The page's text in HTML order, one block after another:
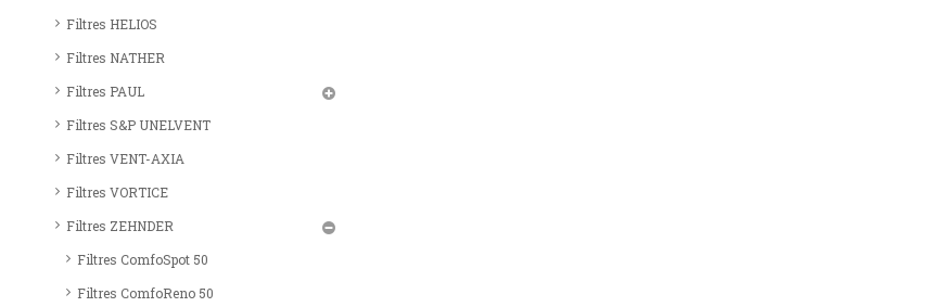
Filtres HELIOS
Filtres NATHER
Filtres PAUL
Filtres S&P UNELVENT
Filtres VENT-AXIA
Filtres VORTICE
Filtres ZEHNDER
Filtres ComfoSpot 50
Filtres ComfoReno 50